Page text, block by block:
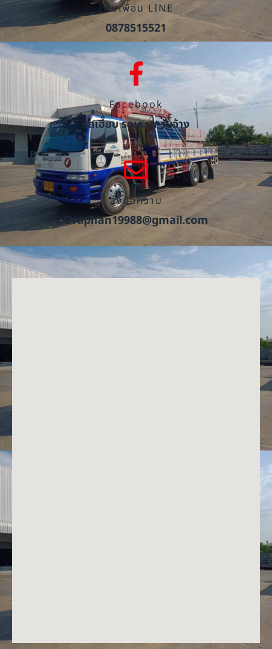
เพิ่มเพื่อน LINE
0878515521
Facebook
รถเฮี๊ยบ รถเครน รับจ้าง
ส่งข้อความ
Oraphan19988@gmail.com